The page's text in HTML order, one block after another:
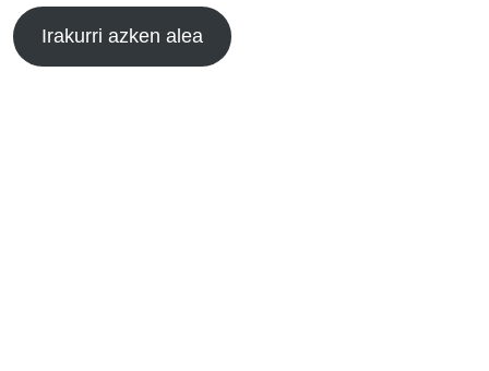
Irakurri azken alea